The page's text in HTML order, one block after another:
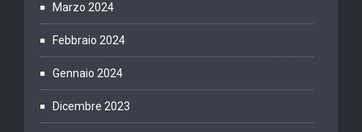
Marzo 2024
Febbraio 2024
Gennaio 2024
Dicembre 2023